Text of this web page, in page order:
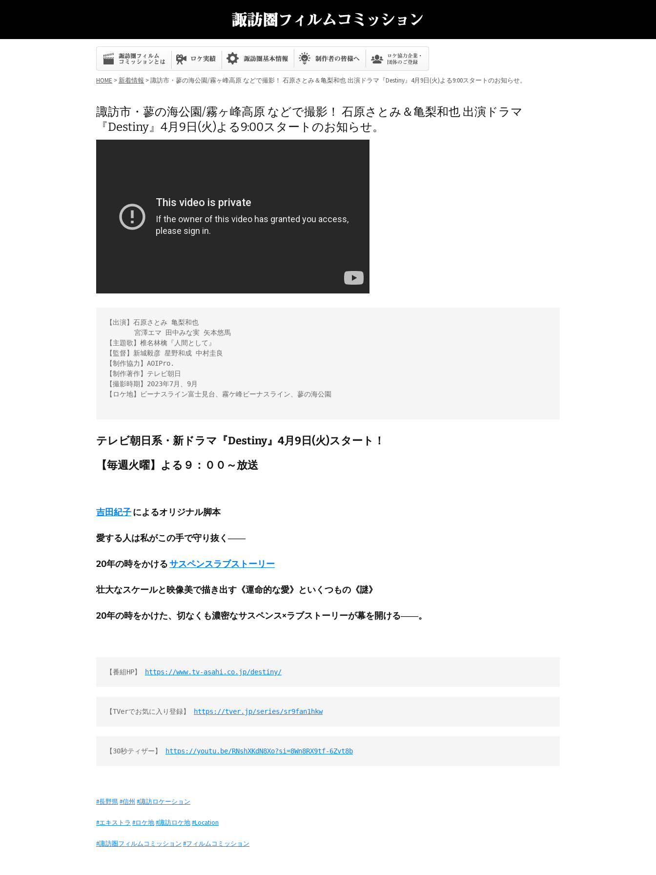
コ
テ
ン
ス
キ
HOME > 新着情報 > 諏訪市・蓼の海公園/霧ヶ峰高原 などで撮影！ 石原さとみ＆亀梨和也 出演ドラマ『Destiny』4月9日(火)よる9:00スタートのお知らせ。
諏訪市・蓼の海公園/霧ヶ峰高原 などで撮影！ 石原さとみ＆亀梨和也 出演ドラマ
『Destiny』4月9日(火)よる9:00スタートのお知らせ。
【出演】石原さとみ 亀梨和也
【主題歌】椎名林檎『人間として』
【監督】新城毅彦 星野和成 中村圭良
【制作協力】AOIPro.
【制作著作】テレビ朝日
【撮影時期】2023年7月、9月
【ロケ地】ビーナスライン富士見台、霧ケ峰ビーナスライン、蓼の海公園
テレビ朝日系・新ドラマ 『Destiny』4月9日(火)スタート！
【毎週火曜】よる９：００ ～放送
吉田紀子によるオリジナル脚本
愛する人は私がこの手で守り抜く――
20年の時をかけるサスペンスラブストーリー
壮大なスケールと映像美で描き出す《運命的な愛》といくつもの《謎》
20年の時をかけた、切なくも濃密なサスペンス×ラブストーリーが幕を開ける――。
【番組HP】 https://www.tv-asahi.co.jp/destiny/
【TVerでお気に入り登録】 https://tver.jp/series/sr9fan1hkw
【30秒ティザー】 https://youtu.be/RNshXKdN8Xo?si=8Wn8RX9tf-6Zvt8b
#長野県#信州 #諏訪ロケーション
#エキストラ #ロケ地#諏訪ロケ地#Location
#諏訪圏フィルムコミッション #フィルムコミッション